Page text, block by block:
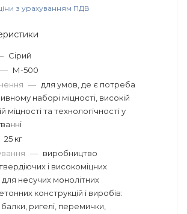
з урахуванням ПДВ
Сірий
— М-500
— для умов, де є потреба
наборі міцності, високій
міцності та технологічності у
25 кг
— виробництво
і високоміцних
для несучих монолітних
конструкцій і виробів:
ригелі, перемички,